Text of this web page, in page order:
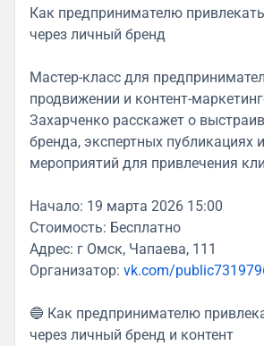
Как предпринимателю
через личный бренд
Мастер-класс для
продвижении и контент-
Захарченко расскажет о
бренда, экспертных публикациях
мероприятий для привлечения
Начало: 19 марта 2026 15:00
Стоимость: Бесплатно
Адрес: г Омск, Чапаева, 111
Организатор: vk.com/
🔵 Как предпринимателю
через личный бренд и контент